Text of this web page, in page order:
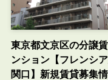
東京都文京区の分譲
ンション【フレンシ
関口】新規賃貸募集情